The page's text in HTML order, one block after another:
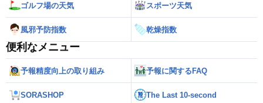
ゴルフ場の天気 スポーツ天気
風邪予防指数 乾燥指数
便利なメニュー
予報精度向上の取り組み 予報に関するFAQ
SORASHOP The Last 10-second